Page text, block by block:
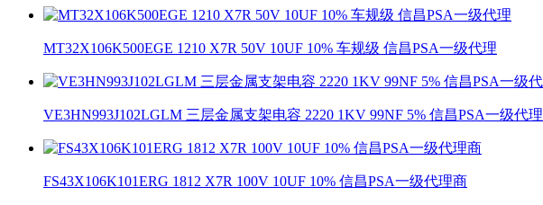
MT32X106K500EGE 1210 X7R 50V 10UF 10% 车规级 信昌PSA一级代理
VE3HN993J102LGLM 三层金属支架电容 2220 1KV 99NF 5% 信昌PSA一级代理
FS43X106K101ERG 1812 X7R 100V 10UF 10% 信昌PSA一级代理商